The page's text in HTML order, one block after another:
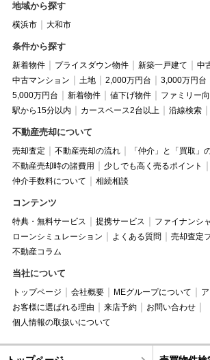
地域から探す
横浜市 大和市
条件から探す
新着物件 プライスダウン物件 新築一戸建て
中
中古マンション
土地 2,000万円台 3,000万円台
5,000万円台
新着物件 値下げ物件
ファミリー
駅から15分以内
カースペース2台以上 沿線検索
不動産売却について
売却査定 不動産売却の流れ
「仲介」と「買取」
不動産売却時の諸費用
少しでも高く売るポイント
仲介手数料について
相続相談
コンテンツ
特典・無料サービス 提携サービス
ファイナンシ
ローンシミュレーション
よくある質問
売却査定
不動産コラム
当社について
トップページ 会社概要 MEグループについて
お客様に選ばれる理由
来店予約
お問い合わせ
個人情報の取扱いについて